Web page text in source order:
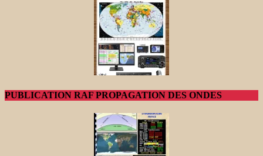
PUBLICATION RAF PROPAGATION DES ONDES